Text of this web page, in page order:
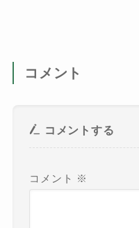
コメント
コメントする
コメント ※